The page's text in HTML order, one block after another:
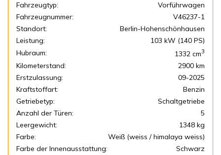
Fahrzeugtyp:
Vorführwagen
Fahrzeugnummer:
V46237-1
Standort:
Berlin-Hohenschönhausen
Leistung:
103 kW (140 PS)
Hubraum:
1332 cm3
Kilometerstand:
2900 km
Erstzulassung:
09-2025
Kraftstoffart:
Benzin
Getriebetyp:
Schaltgetriebe
Anzahl der Türen:
5
Leergewicht:
1348 kg
Farbe:
Weiß (weiss / himalaya weiss)
Farbe der Innenausstattung:
Schwarz